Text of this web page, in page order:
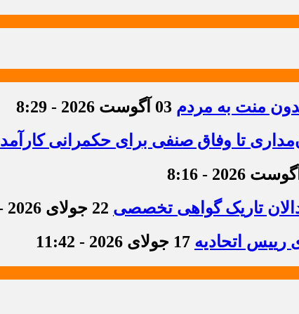
منت به مردم 03 آگوست 2026 - 8:29
تا وفاق صنفی برای حکمرانی کارآمد
تاریک گواهی تخصصی 22 جولای 2026 - 8:36
رییس اتحادیه 17 جولای 2026 - 11:42